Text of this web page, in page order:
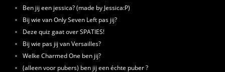
Ben jij een jessica? (made by Jessica:P)
Bij wie van Only Seven Left pas jij?
Deze quiz gaat over SPATIES!
Bij wie pas jij van Versailles?
Welke Charmed One ben jij?
(alleen voor pubers) ben jij een échte puber ?